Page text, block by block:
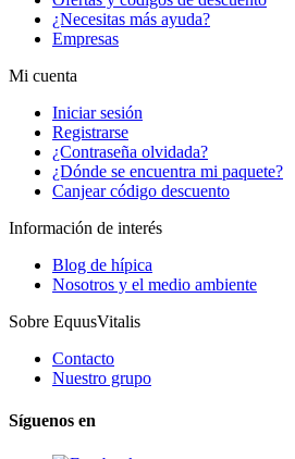
¿Necesitas más ayuda?
Empresas
Mi cuenta
Iniciar sesión
Registrarse
¿Contraseña olvidada?
¿Dónde se encuentra mi paquete?
Canjear código descuento
Información de interés
Blog de hípica
Nosotros y el medio ambiente
Sobre EquusVitalis
Contacto
Nuestro grupo
Síguenos en